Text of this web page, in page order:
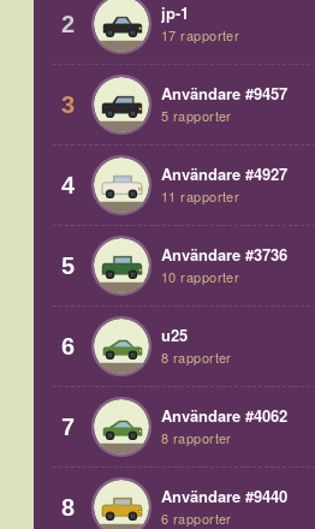
2 jp-1
17 rapporter
3 Användare #9457
5 rapporter
4 Användare #4927
11 rapporter
5 Användare #3736
10 rapporter
6 u25
8 rapporter
7 Användare #4062
8 rapporter
8 Användare #9440
6 rapporter